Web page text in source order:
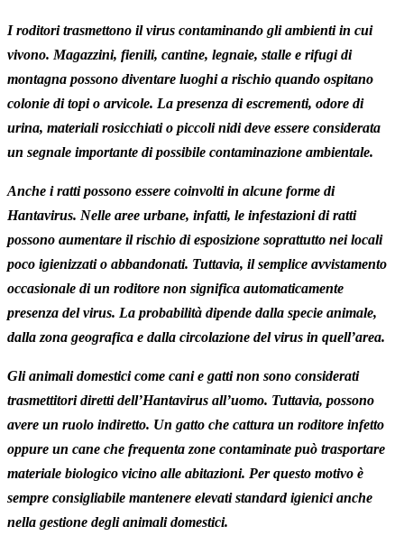
I roditori trasmettono il virus contaminando gli ambienti in cui
vivono. Magazzini, fienili, cantine, legnaie, stalle e rifugi di
montagna possono diventare luoghi a rischio quando ospitano
colonie di topi o arvicole. La presenza di escrementi, odore di
urina, materiali rosicchiati o piccoli nidi deve essere considerata
un segnale importante di possibile contaminazione ambientale.
Anche i ratti possono essere coinvolti in alcune forme di
Hantavirus. Nelle aree urbane, infatti, le infestazioni di ratti
possono aumentare il rischio di esposizione soprattutto nei locali
poco igienizzati o abbandonati. Tuttavia, il semplice avvistamento
occasionale di un roditore non significa automaticamente
presenza del virus. La probabilità dipende dalla specie animale,
dalla zona geografica e dalla circolazione del virus in quell’area.
Gli animali domestici come cani e gatti non sono considerati
trasmettitori diretti dell’Hantavirus all’uomo. Tuttavia, possono
avere un ruolo indiretto. Un gatto che cattura un roditore infetto
oppure un cane che frequenta zone contaminate può trasportare
materiale biologico vicino alle abitazioni. Per questo motivo è
sempre consigliabile mantenere elevati standard igienici anche
nella gestione degli animali domestici.